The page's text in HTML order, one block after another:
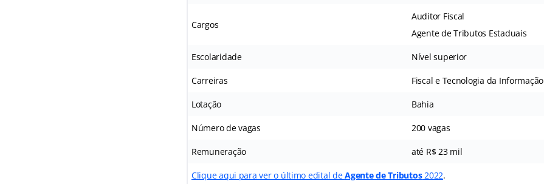
Cargos
Auditor Fiscal
Agente de Tributos Estaduais
Escolaridade Nível superior
Carreiras Fiscal e Tecnologia da Informação
Lotação Bahia
Número de vagas 200 vagas
Remuneração até R$ 23 mil
Clique aqui para ver o último edital deAgente de Tributos2022.